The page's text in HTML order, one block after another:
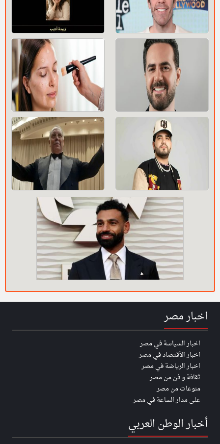
اخبار مصر
اخبار السياسة في مصر
اخبار الأقتصاد في مصر
اخبار الرياضة في مصر
ثقافة و فن من مصر
منوعات من مصر
على مدار الساعة في مصر
أخبار الوطن العربي